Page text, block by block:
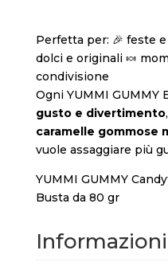
Perfetta per: 🎉 feste
dolci e originali 🍬
condivisione
Ogni YUMMI GUMMY
gusto e divertimento
caramelle gommose
vuole assaggiare più
YUMMI GUMMY
Busta da 80 gr